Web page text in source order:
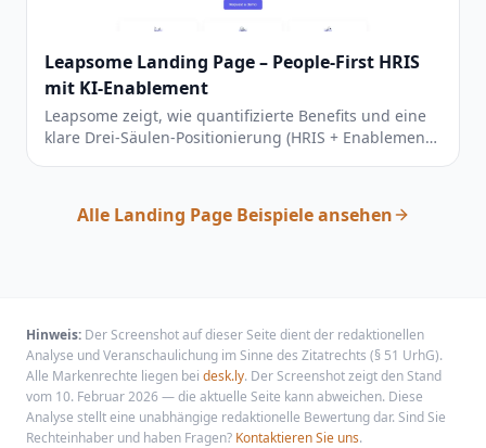
Leapsome Landing Page – People-First HRIS
mit KI-Enablement
Leapsome zeigt, wie quantifizierte Benefits und eine
klare Drei-Säulen-Positionierung (HRIS + Enablement
Alle Landing Page Beispiele ansehen
Hinweis: Der Screenshot auf dieser Seite dient der redaktionellen
Analyse und Veranschaulichung im Sinne des Zitatrechts (§ 51 UrhG).
Alle Markenrechte liegen bei desk.ly. Der Screenshot zeigt den Stand
vom 10. Februar 2026 — die aktuelle Seite kann abweichen. Diese
Analyse stellt eine unabhängige redaktionelle Bewertung dar. Sind Sie
Rechteinhaber und haben Fragen? Kontaktieren Sie uns.